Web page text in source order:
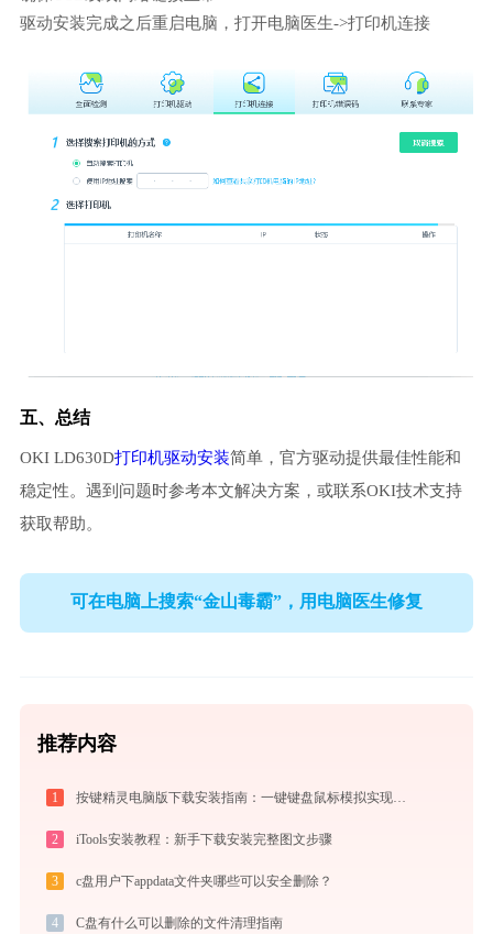
驱动安装完成之后重启电脑，打开电脑医生->打印机连接
五、总结
OKI LD630D打印机驱动安装简单，官方驱动提供最佳性能和
稳定性。遇到问题时参考本文解决方案，或联系OKI技术支持
获取帮助。
可在电脑上搜索“金山毒霸”，用电脑医生修复
推荐内容
1 按键精灵电脑版下载安装指南：一键键盘鼠标模拟实现电脑自动办公与挂机
2 iTools安装教程：新手下载安装完整图文步骤
3 c盘用户下appdata文件夹哪些可以安全删除？
4 C盘有什么可以删除的文件清理指南